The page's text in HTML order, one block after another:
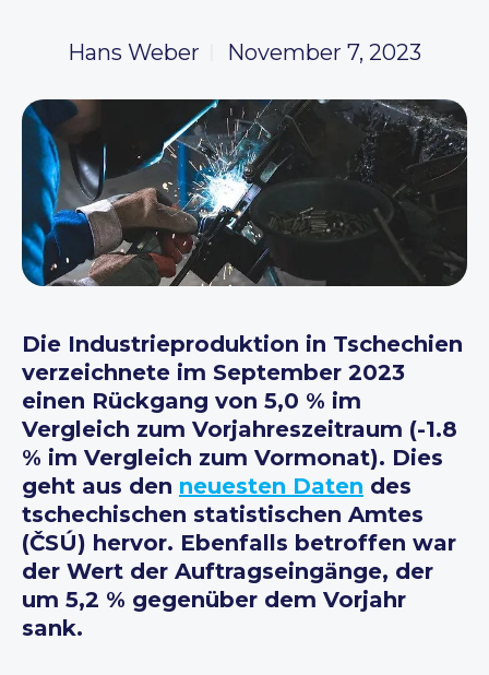
Hans Weber November 7, 2023
Die Industrieproduktion in Tschechien
verzeichnete im September 2023
einen Rückgang von 5,0 % im
Vergleich zum Vorjahreszeitraum (-1.8
% im Vergleich zum Vormonat). Dies
geht aus den neuesten Daten des
tschechischen statistischen Amtes
(ČSÚ) hervor. Ebenfalls betroffen war
der Wert der Auftragseingänge, der
um 5,2 % gegenüber dem Vorjahr
sank.